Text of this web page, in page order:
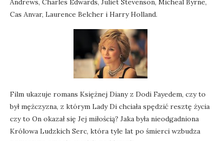
Andrews, Charles Edwards, Juliet Stevenson, Micheal Byrne,
Cas Anvar, Laurence Belcher i Harry Holland.
Film ukazuje romans Księżnej Diany z Dodi Fayedem, czy to
był mężczyzna, z którym Lady Di chciała spędzić resztę życia
czy to On okazał się Jej miłością? Jaka była nieodgadniona
Królowa Ludzkich Serc, która tyle lat po śmierci wzbudza